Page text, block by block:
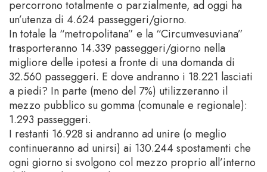
percorrono totalmente o parzialmente, ad oggi ha
un’utenza di 4.624 passeggeri/giorno.
In totale la “metropolitana” e la “Circumvesuviana”
trasporteranno 14.339 passeggeri/giorno nella
migliore delle ipotesi a fronte di una domanda di
32.560 passeggeri. E dove andranno i 18.221 lasciati
a piedi? In parte (meno del 7%) utilizzeranno il
mezzo pubblico su gomma (comunale e regionale):
1.293 passeggeri.
I restanti 16.928 si andranno ad unire (o meglio
continueranno ad unirsi) ai 130.244 spostamenti che
ogni giorno si svolgono col mezzo proprio all’interno